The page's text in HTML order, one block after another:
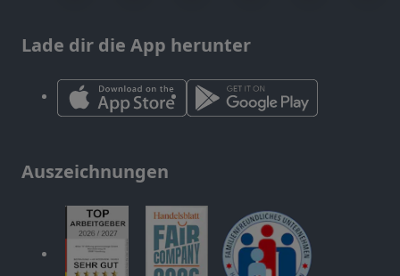
Lade dir die App herunter
Auszeichnungen